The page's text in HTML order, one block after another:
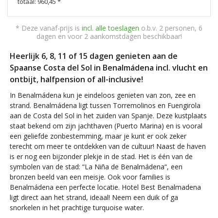
* Deze vanaf-prijs is incl. alle toeslagen o.b.v. 2 personen, 6
dagen en voor 2 aankomstdagen beschikbaar!
Heerlijk 6, 8, 11 of 15 dagen genieten aan de
Spaanse Costa del Sol in Benalmádena incl. vlucht en
ontbijt, halfpension of all-inclusive!
In Benalmádena kun je eindeloos genieten van zon, zee en
strand. Benalmádena ligt tussen Torremolinos en Fuengirola
aan de Costa del Sol in het zuiden van Spanje. Deze kustplaats
staat bekend om zijn jachthaven (Puerto Marina) en is vooral
een geliefde zonbestemming, maar je kunt er ook zeker
terecht om meer te ontdekken van de cultuur! Naast de haven
is er nog een bijzonder plekje in de stad. Het is één van de
symbolen van de stad: “La Niña de Benalmádena“, een
bronzen beeld van een meisje. Ook voor families is
Benalmádena een perfecte locatie. Hotel Best Benalmadena
ligt direct aan het strand, ideaal! Neem een duik of ga
snorkelen in het prachtige turquoise water.